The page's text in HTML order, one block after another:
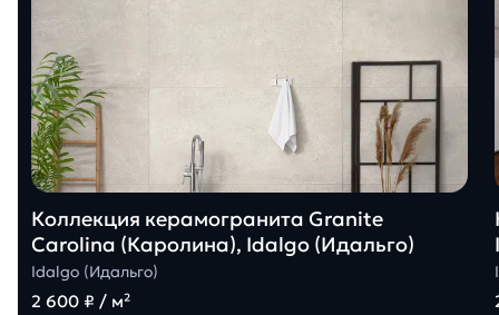
Коллекция керамогранита Granite
Carolina (Каролина), Idalgo (Идальго)
Idalgo (Идальго)
2 600 ₽ / м²